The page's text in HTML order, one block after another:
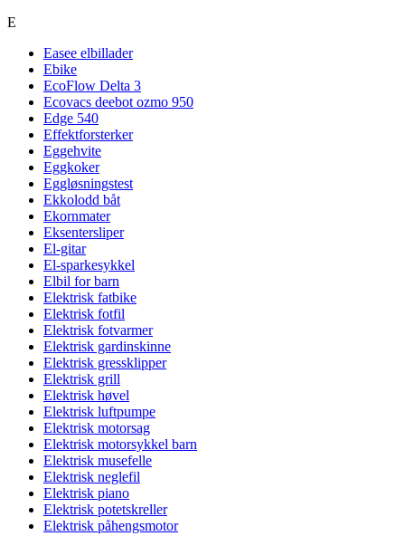
E
Easee elbillader
Ebike
EcoFlow Delta 3
Ecovacs deebot ozmo 950
Edge 540
Effektforsterker
Eggehvite
Eggkoker
Eggløsningstest
Ekkolodd båt
Ekornmater
Eksentersliper
El-gitar
El-sparkesykkel
Elbil for barn
Elektrisk fatbike
Elektrisk fotfil
Elektrisk fotvarmer
Elektrisk gardinskinne
Elektrisk gressklipper
Elektrisk grill
Elektrisk høvel
Elektrisk luftpumpe
Elektrisk motorsag
Elektrisk motorsykkel barn
Elektrisk musefelle
Elektrisk neglefil
Elektrisk piano
Elektrisk potetskreller
Elektrisk påhengsmotor